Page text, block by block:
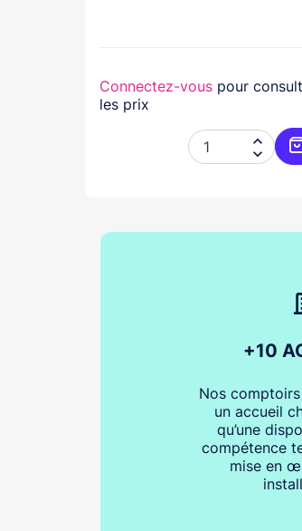
Connectez-vous pour
les prix


+10
Nos
un accueil
qu’une
compétence
mise en